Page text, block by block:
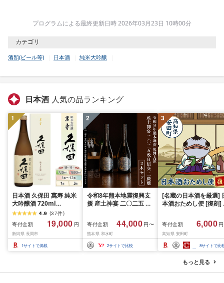
プログラムによる最終更新日時 2026年03月23日 10時00分
カテゴリ
酒類(ビール等) 日本酒 純米大吟醸
日本酒 人気の品ランキング
1
日本酒 久保田 萬寿 純米
大吟醸酒 720ml
1800ml 選べる 四合瓶
一升瓶 辛口 新潟 定期便
久保田 萬寿(純米大吟醸)
越路
4.9 (37件)
寄付金額
19,000 円
新潟県 長岡市
1サイトで掲載
2
令和8年熊本地震復興支
援 産土神宴 二〇二五 改
ト | 二農醸 | 酒 地酒 花
の香酒造
寄付金額 44,000 円〜
熊本県 和水町
2サイトで比較
3
[名蔵の日本酒を厳選]
本酒おためし便 [復刻]
厳選 酒 土佐鶴酒造 南
造 お試し お楽しみ 冷
熱燗 ぬる燗 山田錦 日
酒 純米大吟醸 大吟醸
米吟醸 SAKE おさけ お
任せ お酒 年末年始 プ
ゼント 安田川 伏流水
知県 安田町
寄付金額 6,000
高知県 安田町
8サイトで比
もっと見る